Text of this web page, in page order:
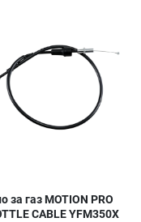
за газ MOTION PRO
CABLE YFM350X